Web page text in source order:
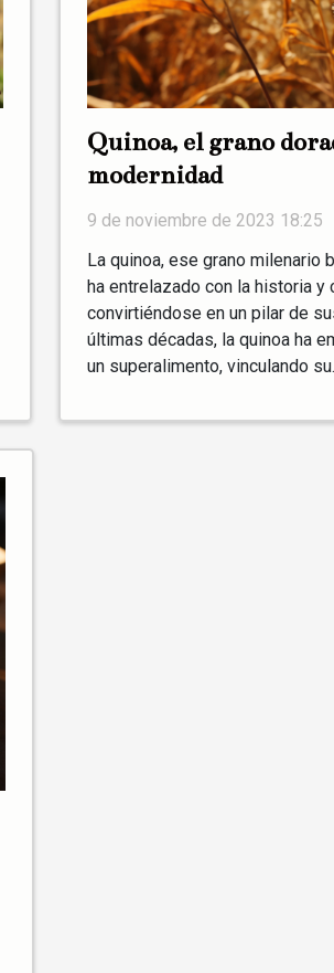
Quinoa, el grano
modernidad
9 de noviembre de 2023 18:25
La quinoa, ese grano milenario
ha entrelazado con la historia
convirtiéndose en un pilar de
últimas décadas, la quinoa ha
un superalimento, vinculando